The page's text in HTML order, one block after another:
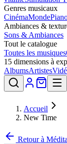
Genres musicaux
CinémaMonde
Ambiances &
Sons & Ambiances
Tout le catalogue
Toutes les musiques
15 dimensions à
AlbumsArtistes
Accueil
New Time
Retour à